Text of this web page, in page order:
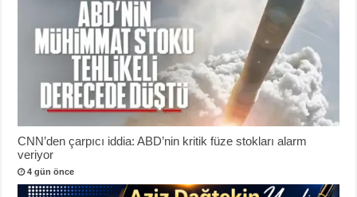
CNN’den çarpıcı iddia: ABD’nin kritik füze stokları alarm
veriyor
4 gün önce